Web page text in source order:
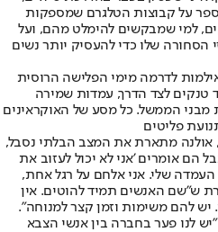
על קבוצות הטלגרם שמספקות
למי שמבקשים להימלט מהם, ועל
הסחורה שלו כדי להעסיק יותר נשים
לדרמה מימי הפלישה הרוסית
טנקים לצד הדרך, עמדות שמירה
מבני הממשל. כל מסע של האוקראינים
פליטים
אולנה מתארת את המצב הבלתי נסבל,
הם אומרים 'אני לא יכול לעזוב את
העמדה שלי. אני אלחם על רגל אחת,
ש"שם האנשים תמיד להוטים. אין
יש להם משימות וזמן קצר למנוחה".
לנו פער בחברה בין אנשי הצבא